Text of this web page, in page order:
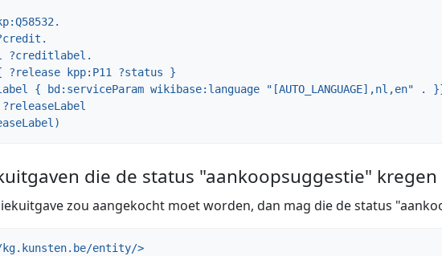
die de status "aankoopsuggestie" kregen
zou aangekocht moet worden, dan mag die de status
kg.kunsten.be/entity/>